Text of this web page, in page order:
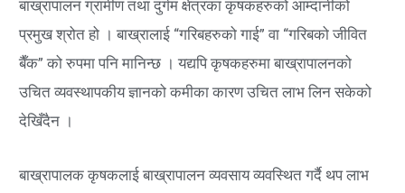
बाख्रापालन ग्रामीण तथा दुर्गम क्षेत्रका कृषकहरुको आम्दानीको
प्रमुख श्रोत हो । बाख्रालाई “गरिबहरुको गाई” वा “गरिबको जीवित
बैँक” को रुपमा पनि मानिन्छ । यद्यपि कृषकहरुमा बाख्रापालनको
उचित व्यवस्थापकीय ज्ञानको कमीका कारण उचित लाभ लिन सकेको
देखिँदैन ।
बाख्रापालक कृषकलाई बाख्रापालन व्यवसाय व्यवस्थित गर्दै थप लाभ